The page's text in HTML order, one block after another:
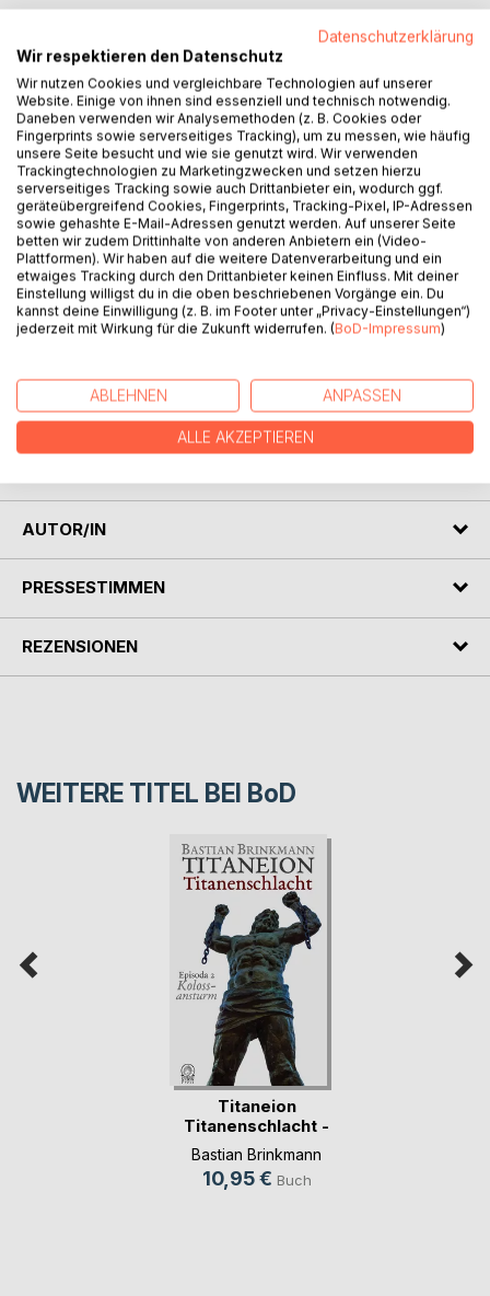
ZEIT, DEN ULTIMATIVEN KRIEG ZU ENTFESSELN!
"Oh Götter!
So stehn wir hier im Kriegesrausch
und morden uns,
um grausamst Götter Todesdurst
ein weitres schrecklich Mal zu stillen."
IKAS
Thrakischer Heerführer
Was als siegreiche Schlacht beginnt, endet für den
thrakischen Heerführer Ikas im Tartarus. Sein Spott gegen
die Götter ist es, der den Göttervater selbst auf den Plan
ruft.
In den finsteren Klüften angekommen, wird Ikas zum
Rechnung miteinander zu begleichen haben.
Doch Rache und Intrige führen zu etwas, das keine der
involvierten Mächte vorhergesehen hat:
Zur Geburt einer Bestie, vor deren Wut sich selbst Titanen
AUTOR/IN
PRESSESTIMMEN
REZENSIONEN
WEITERE TITEL BEI BoD
Titaneion
Titanenschlacht -
Episod(...)
Bastian Brinkmann
10,95 € Buch
Datenschutzerklärung
Wir respektieren den Datenschutz
Wir nutzen Cookies und vergleichbare Technologien auf unserer
Website. Einige von ihnen sind essenziell und technisch notwendig.
Daneben verwenden wir Analysemethoden (z. B. Cookies oder
Fingerprints sowie serverseitiges Tracking), um zu messen, wie häufig
unsere Seite besucht und wie sie genutzt wird. Wir verwenden
Trackingtechnologien zu Marketingzwecken und setzen hierzu
serverseitiges Tracking sowie auch Drittanbieter ein, wodurch ggf.
geräteübergreifend Cookies, Fingerprints, Tracking-Pixel, IP-Adressen
sowie gehashte E-Mail-Adressen genutzt werden. Auf unserer Seite
betten wir zudem Drittinhalte von anderen Anbietern ein (Video-
Plattformen). Wir haben auf die weitere Datenverarbeitung und ein
etwaiges Tracking durch den Drittanbieter keinen Einfluss. Mit deiner
Einstellung willigst du in die oben beschriebenen Vorgänge ein. Du
kannst deine Einwilligung (z. B. im Footer unter „Privacy-Einstellungen“)
jederzeit mit Wirkung für die Zukunft widerrufen. (BoD-Impressum)
ABLEHNEN ANPASSEN
ALLE AKZEPTIEREN